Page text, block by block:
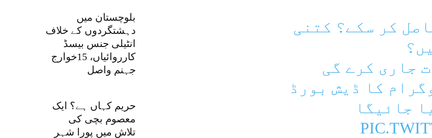
بلوچستان میں
دہشتگردوں کے خلاف
انٹیلی جنس بیسڈ
کارروائیاں، 15خوارج
جہنم واصل
حریم کہاں ہے؟ ایک
معصوم بچی کی
تلاش میں پورا شہر
کر سکے؟ کتنی
جاری کرے گی
کا ڈیش بورڈ
جائیگا